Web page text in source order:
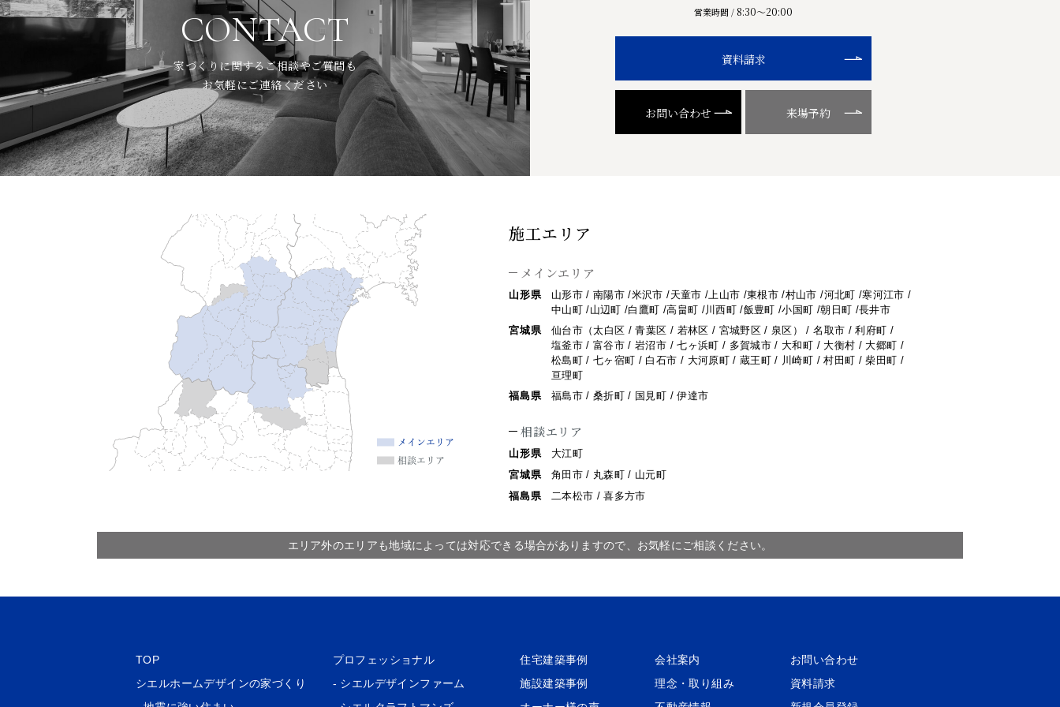
CONTACT
家づくりに関するご相談やご質問も
お気軽にご連絡ください
営業時間 / 8:30〜20:00
資料請求
お問い合わせ 来場予約
施工エリア
メインエリア
山形県
山形市 / 南陽市 /米沢市 /天童市 /上山市 /東根市 /村山市 /河北町 /寒河江市 /
中山町 /山辺町 /白鷹町 /高畠町 /川西町 /飯豊町 /小国町 /朝日町 /長井市
宮城県
仙台市（太白区 / 青葉区 / 若林区 / 宮城野区 / 泉区） / 名取市 / 利府町 /
塩釜市 / 富谷市 / 岩沼市 / 七ヶ浜町 / 多賀城市 / 大和町 / 大衡村 / 大郷町 /
松島町 / 七ヶ宿町 / 白石市 / 大河原町 / 蔵王町 / 川崎町 / 村田町 / 柴田町 /
亘理町
福島県
福島市 / 桑折町 / 国見町 / 伊達市
相談エリア
山形県
大江町
宮城県
角田市 / 丸森町 / 山元町
福島県
二本松市 / 喜多方市
エリア外のエリアも地域によっては対応できる場合がありますので、お気軽にご相談ください。
TOP
シエルホームデザインの家づくり
プロフェッショナル
- シエルデザインファーム
住宅建築事例
施設建築事例
会社案内
理念・取り組み
お問い合わせ
資料請求